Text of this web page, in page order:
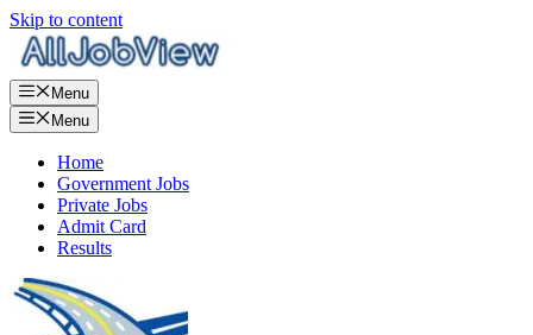
Skip to content
Menu
Menu
Home
Government Jobs
Private Jobs
Admit Card
Results